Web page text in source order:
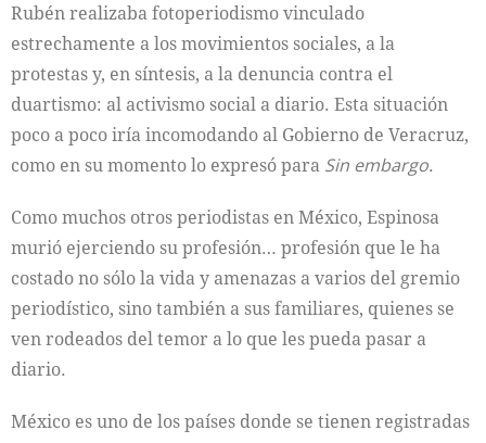
Rubén realizaba fotoperiodismo vinculado
estrechamente a los movimientos sociales, a la
protestas y, en síntesis, a la denuncia contra el
duartismo: al activismo social a diario. Esta situación
poco a poco iría incomodando al Gobierno de Veracruz,
como en su momento lo expresó para Sin embargo.
Como muchos otros periodistas en México, Espinosa
murió ejerciendo su profesión… profesión que le ha
costado no sólo la vida y amenazas a varios del gremio
periodístico, sino también a sus familiares, quienes se
ven rodeados del temor a lo que les pueda pasar a
diario.
México es uno de los países donde se tienen registradas